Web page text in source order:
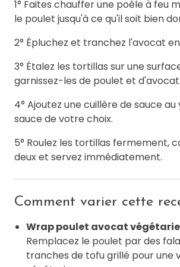
1° Faites chauffer une poêle à feu
le poulet jusqu'à ce qu'il soit bien
2° Épluchez et tranchez l'avocat
3° Étalez les tortillas sur une
garnissez-les de poulet et d'avocat.
4° Ajoutez une cuillère de sauce
sauce de votre choix.
5° Roulez les tortillas fermement,
deux et servez immédiatement.
Comment varier cette
Wrap poulet avocat
Remplacez le poulet par des
tranches de tofu grillé pour une